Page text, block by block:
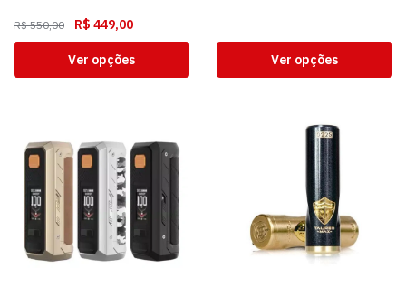
R$550,00 R$ 449,00
Ver opções Ver opções